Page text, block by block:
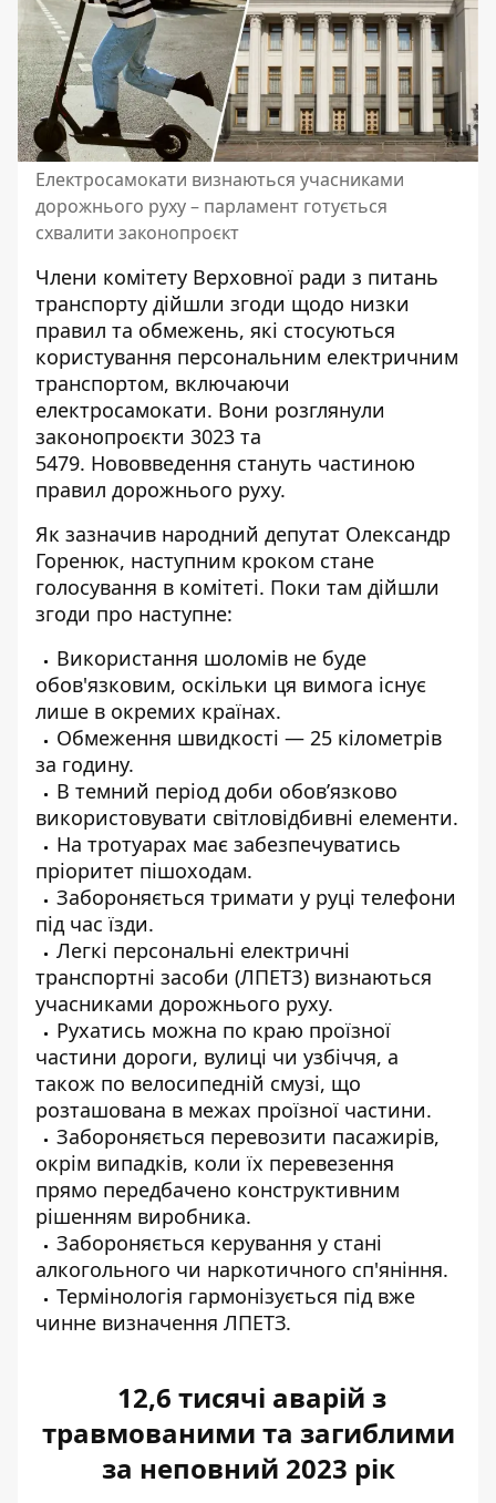
Електросамокати визнаються учасниками
дорожнього руху – парламент готується
схвалити законопроєкт
Члени комітету Верховної ради з питань
транспорту дійшли згоди щодо низки
правил та обмежень, які стосуються
користування персональним електричним
транспортом, включаючи
електросамокати. Вони розглянули
законопроєкти 3023 та
5479. Нововведення стануть частиною
правил дорожнього руху.
Як зазначив народний депутат Олександр
Горенюк, наступним кроком стане
голосування в комітеті. Поки там дійшли
згоди про наступне:
Використання шоломів не буде
обов'язковим, оскільки ця вимога існує
лише в окремих країнах.
Обмеження швидкості — 25 кілометрів
за годину.
В темний період доби обовʼязково
використовувати світловідбивні елементи.
На тротуарах має забезпечуватись
пріоритет пішоходам.
Забороняється тримати у руці телефони
під час їзди.
Легкі персональні електричні
транспортні засоби (ЛПЕТЗ) визнаються
учасниками дорожнього руху.
Рухатись можна по краю проїзної
частини дороги, вулиці чи узбіччя, а
також по велосипедній смузі, що
розташована в межах проїзної частини.
Забороняється перевозити пасажирів,
окрім випадків, коли їх перевезення
прямо передбачено конструктивним
рішенням виробника.
Забороняється керування у стані
алкогольного чи наркотичного сп'яніння.
Термінологія гармонізується під вже
чинне визначення ЛПЕТЗ.
12,6 тисячі аварій з
травмованими та загиблими
за неповний 2023 рік